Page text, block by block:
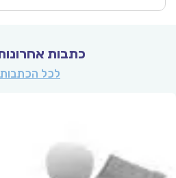
כתבות
לכל